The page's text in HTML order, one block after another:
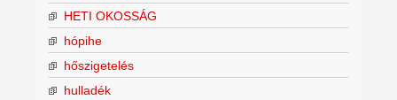
HETI OKOSSÁG
hópihe
hőszigetelés
hulladék